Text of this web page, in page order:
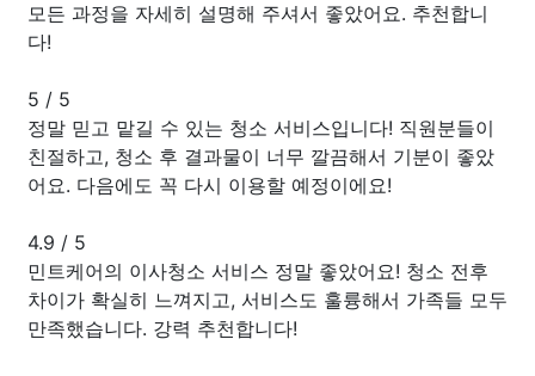
모든 과정을 자세히 설명해 주셔서 좋았어요. 추천합니
다!
5 / 5
정말 믿고 맡길 수 있는 청소 서비스입니다! 직원분들이
친절하고, 청소 후 결과물이 너무 깔끔해서 기분이 좋았
어요. 다음에도 꼭 다시 이용할 예정이에요!
4.9 / 5
민트케어의 이사청소 서비스 정말 좋았어요! 청소 전후
차이가 확실히 느껴지고, 서비스도 훌륭해서 가족들 모두
만족했습니다. 강력 추천합니다!